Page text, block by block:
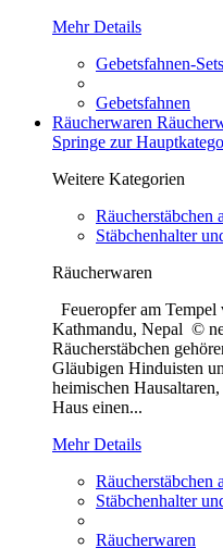
Mehr Details
Gebetsfahnen-Sets
Gebetsfahnen
Räucherwaren
Springe zur
Weitere Kategorien
Räucherstäbchen
Stäbchenhalter
Räucherwaren
Feueropfer am
Kathmandu, Nepal ©
Räucherstäbchen
Gläubigen Hinduisten
heimischen
Haus einen...
Mehr Details
Räucherstäbchen
Stäbchenhalter
Räucherwaren